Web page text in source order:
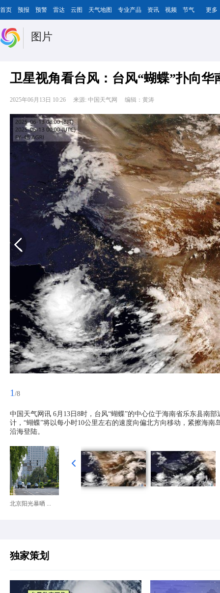
首页 预报 预警 雷达 云图 天气地图 专业产品 资讯 视频 节气 更多
图片
卫星视角看台风：台风“蝴蝶”扑向华
2025年06月13日 10:26 来源: 中国天气网 编辑：黄涛
1 /8
中国天气网讯 6月13日8时，台风“蝴蝶”的中心位于海南省乐东县南
计，“蝴蝶”将以每小时10公里左右的速度向偏北方向移动，紧擦海
沿海登陆。
北京阳光暴晒 ...
独家策划